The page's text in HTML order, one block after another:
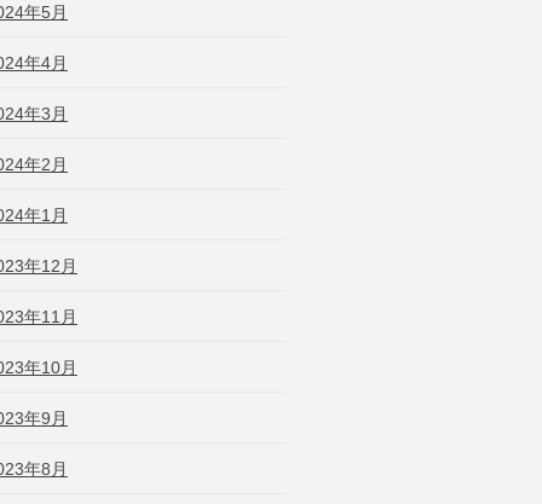
年5月
年4月
年3月
年2月
年1月
年12月
年11月
年10月
年9月
年8月